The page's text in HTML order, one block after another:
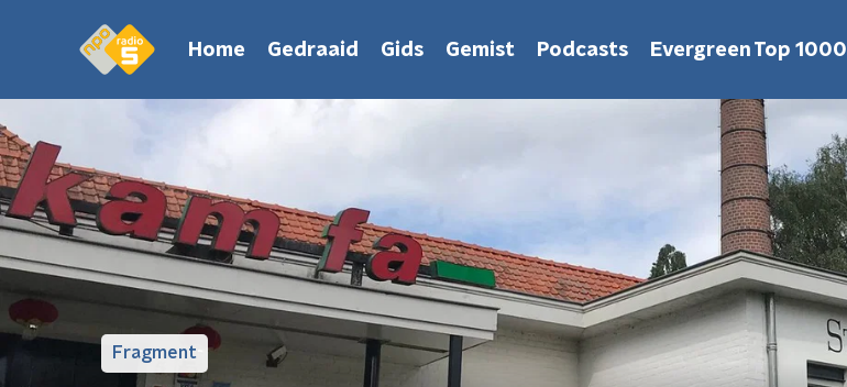
Home Gedraaid Gids Gemist Podcasts Evergreen Top 1000
Fragment